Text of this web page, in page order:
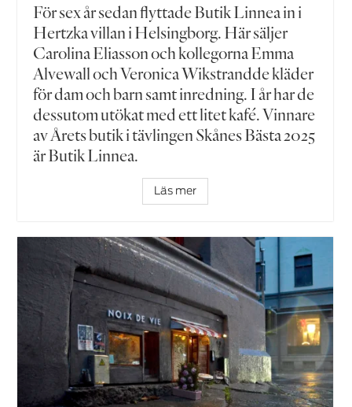
För sex år sedan flyttade Butik Linnea in i
Hertzka villan i Helsingborg. Här säljer
Carolina Eliasson och kollegorna Emma
Alvewall och Veronica Wikstrandde kläder
för dam och barn samt inredning. I år har de
dessutom utökat med ett litet kafé. Vinnare
av Årets butik i tävlingen Skånes Bästa 2025
är Butik Linnea.
Läs mer